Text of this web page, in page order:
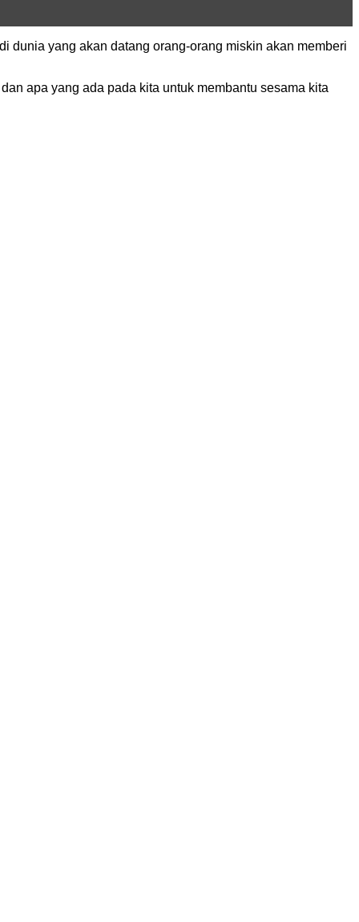
dunia yang akan datang orang-orang miskin akan memberi
apa yang ada pada kita untuk membantu sesama kita